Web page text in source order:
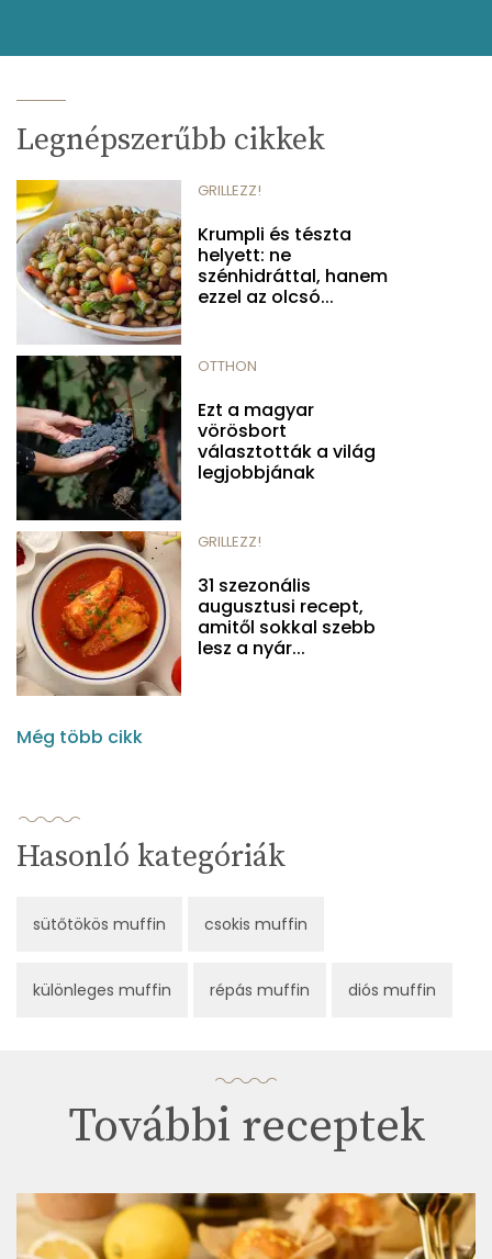
Legnépszerűbb cikkek
GRILLEZZ!
Krumpli és tészta
helyett: ne
szénhidráttal, hanem
ezzel az olcsó...
OTTHON
Ezt a magyar
vörösbort
választották a világ
legjobbjának
GRILLEZZ!
31 szezonális
augusztusi recept,
amitől sokkal szebb
lesz a nyár...
Még több cikk
Hasonló kategóriák
sütőtökös muffin csokis muffin
különleges muffin répás muffin diós muffin
További receptek